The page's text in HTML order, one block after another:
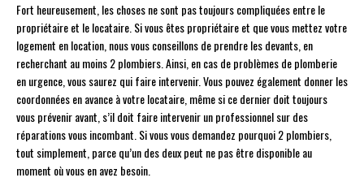
Fort heureusement, les choses ne sont pas toujours compliquées entre le
propriétaire et le locataire. Si vous êtes propriétaire et que vous mettez votre
logement en location, nous vous conseillons de prendre les devants, en
recherchant au moins 2 plombiers. Ainsi, en cas de problèmes de plomberie
en urgence, vous saurez qui faire intervenir. Vous pouvez également donner les
coordonnées en avance à votre locataire, même si ce dernier doit toujours
vous prévenir avant, s’il doit faire intervenir un professionnel sur des
réparations vous incombant. Si vous vous demandez pourquoi 2 plombiers,
tout simplement, parce qu’un des deux peut ne pas être disponible au
moment où vous en avez besoin.